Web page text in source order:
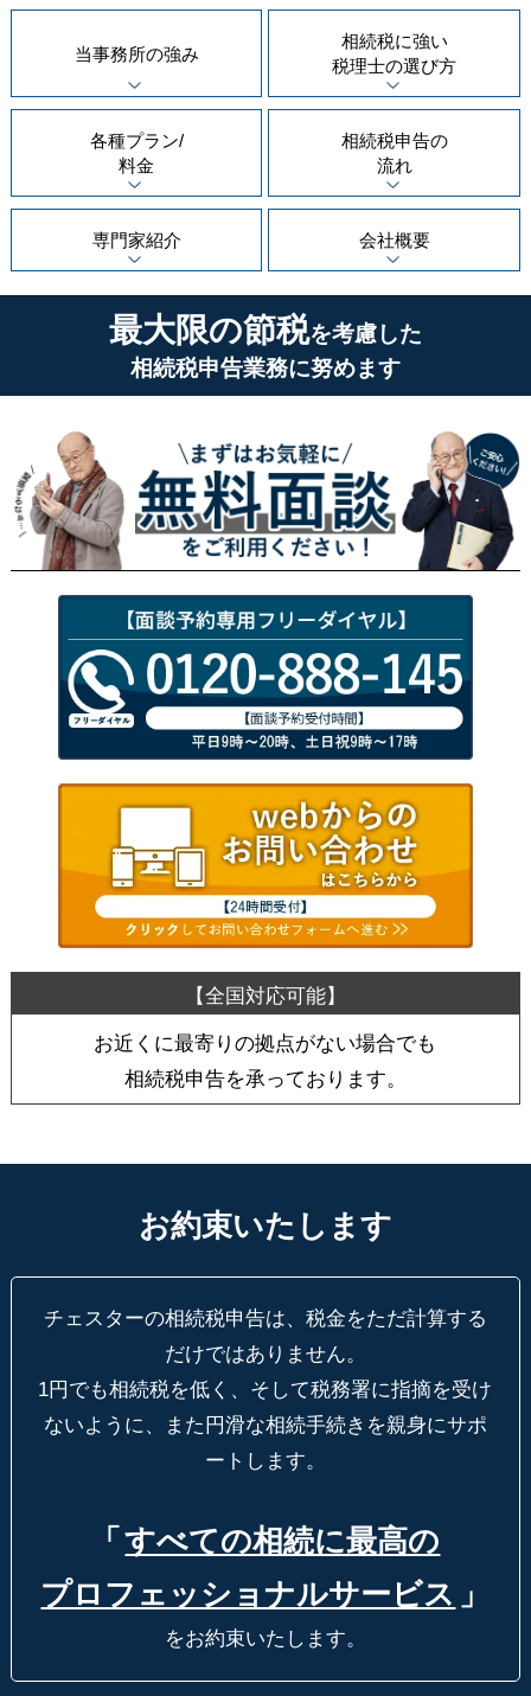
当事務所の強み
相続税に強い
税理士の選び方
各種プラン/
料金
相続税申告の
流れ
専門家紹介 会社概要
最大限の節税を考慮した
相続税申告業務に努めます
お近くに最寄りの拠点がない場合でも
相続税申告を承っております。
お約束いたします
チェスターの相続税申告は、税金をただ計算する
だけではありません。
1円でも相続税を低く、そして税務署に指摘を受け
ないように、
また円滑な相続手続きを親身にサポ
ートします。
「 すべての相続に最高の
プロフェッショナルサービス 」
をお約束いたします。